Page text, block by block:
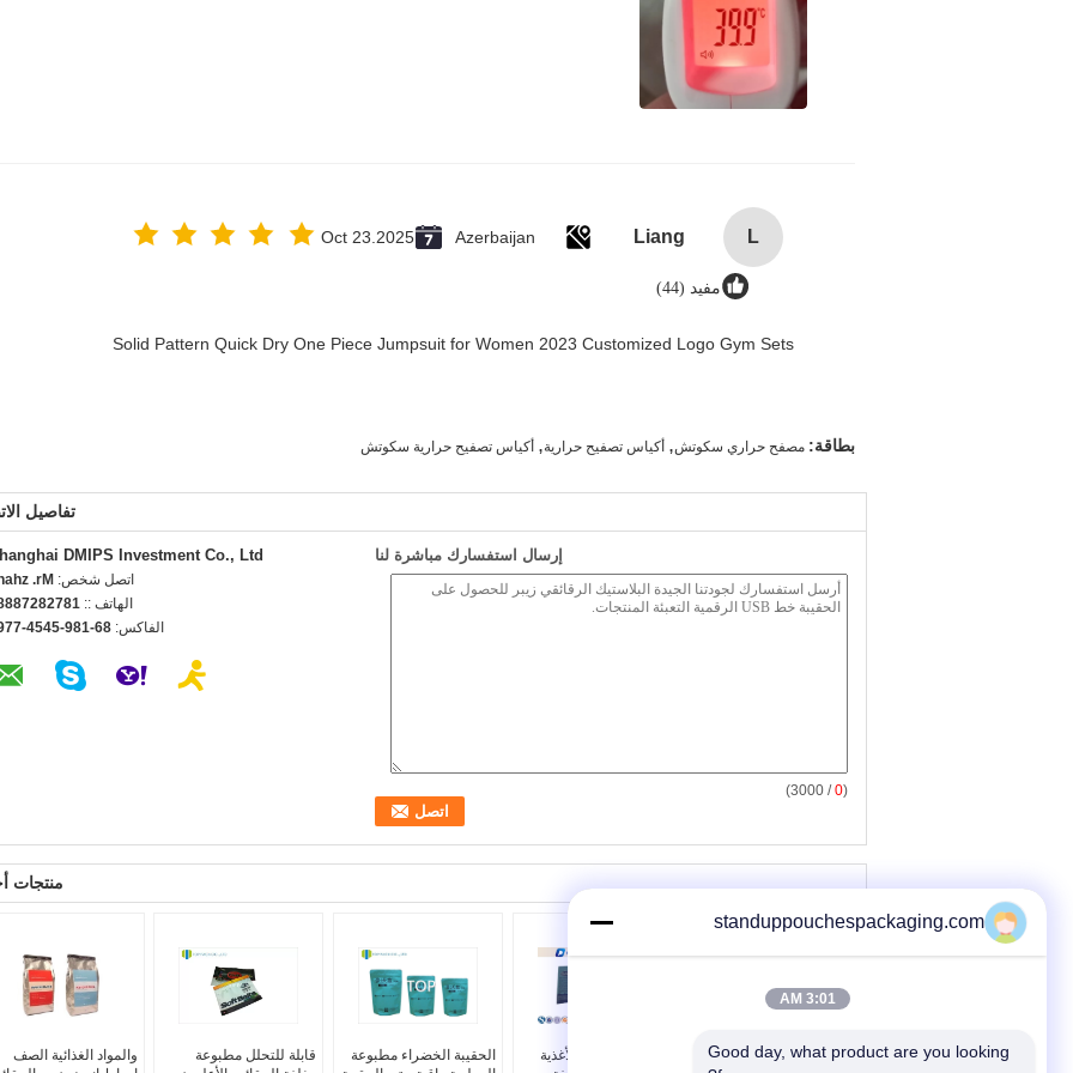
L
Liang
Azerbaijan
Oct 23.2025
مفيد (44)
Solid Pattern Quick Dry One Piece Jumpsuit for Women 2023 Customized Logo Gym Sets
بطاقة: مصفح حراري سكوتش, أكياس تصفيح حرارية, أكياس تصفيح حرارية سكوتش
تفاصيل
DMIPS Investment Co., Ltd
اتصل شخص: zhang
الهاتف ::
الفاكس: 189-5454-7799
إرسال استفسارك مباشرة لنا
(
0
/ 3000)
منتجات
والمواد الغذائية الصف
قابلة للتحلل مطبوعة
الحقيبة الخضراء مطبوعة
الوجبات الخفيفة الأغذية
أحمر / أصفر بلوك أكياس
standuppouchespackaging.com
3:01 AM
Good day, what product are you looking